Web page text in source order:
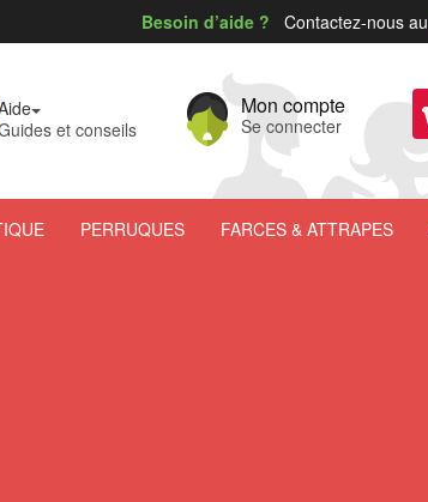
Besoin d’aide ? Contactez-nous au
et conseils
Mon compte
Se connecter
PERRUQUES FARCES & ATTRAPES